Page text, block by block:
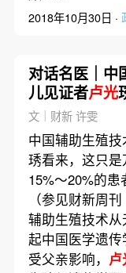
2018年10月30日 ·
对话名医｜中
儿见证者卢光
发展前景
文｜财新 许雯
中国辅助生殖
琇看来，这只
15%～20%的患
（参见财新周
辅助生殖技术从
起中国医学遗
受父亲影响， 卢